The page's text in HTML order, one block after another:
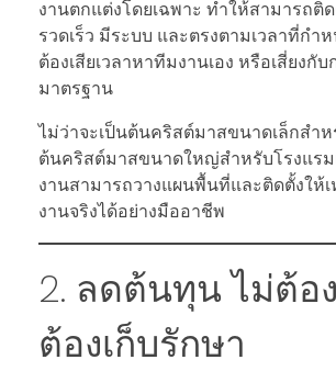
งานตกแต่งโดยเฉพาะ ทำให้สามารถติ
รวดเร็ว มีระบบ และตรงตามเวลาที่กำ
ต้องเสียเวลาหาทีมงานเอง หรือเสี่ยงกั
มาตรฐาน
ไม่ว่าจะเป็นต้นคริสต์มาสขนาดเล็กสำ
ต้นคริสต์มาสขนาดใหญ่สำหรับโรงแรม
งานสามารถวางแผนพื้นที่และติดตั้งให้
งานจริงได้อย่างมืออาชีพ
2. ลดต้นทุน ไม่ต้อ
ต้องเก็บรักษา